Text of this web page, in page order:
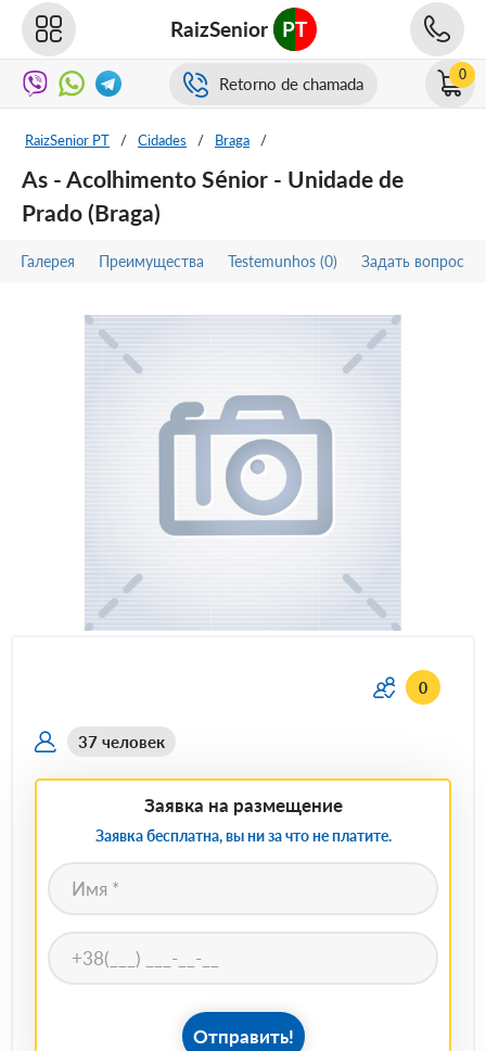
RaizSenior PT
Retorno de chamada 0
RaizSenior PT / Cidades / Braga /
As - Acolhimento Sénior - Unidade de
Prado (Braga)
Галерея Преимущества Testemunhos (0) Задать вопрос
0
37 человек
Заявка на размещение
Заявка бесплатна, вы ни за что не платите.
Отправить!